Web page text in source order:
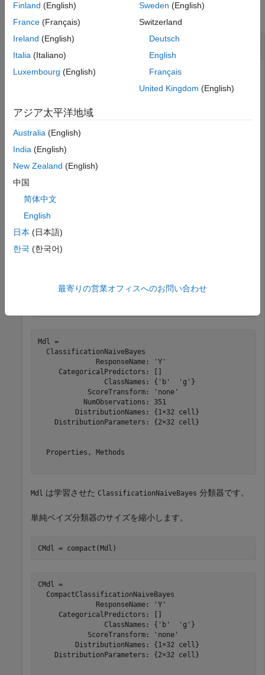
拡張機能
バージョン履歴
単純ベイズ分類器のサイズの縮小
学習データを削除することにより、完全な単純ベイズ分類器
タを保持しています。コンパクトな単純ベイズ分類器を使用
すると、メモリ効率を向上させることができます。
ionosphere
め、最初の 2 つの予測子を削除します。
load
予測子X
に学習させます。クラス名を指定することが推奨されます。
Mdl =
  ClassificationNaiveBayes
              ResponseName: 'Y'
     CategoricalPredictors: []
                ClassNames: {'b'  'g'}
            ScoreTransform: 'none'
           NumObservations: 351
         DistributionNames: {1×32 cell}
    DistributionParameters: {2×32 cell}
  Properties, Methods
Mdl は学習させた ClassificationNaiveBayes 分類器です。
単純ベイズ分類器のサイズを縮小します。
CMdl = compact(Mdl)
CMdl =
  CompactClassificationNaiveBayes
              ResponseName: 'Y'
     CategoricalPredictors: []
                ClassNames: {'b'  'g'}
            ScoreTransform: 'none'
         DistributionNames: {1×32 cell}
    DistributionParameters: {2×32 cell}
Finland (English)
France (Français)
Ireland (English)
Italia (Italiano)
Luxembourg (English)
Sweden (English)
Switzerland
Deutsch
English
Français
United Kingdom (English)
アジア太平洋地域
Australia (English)
India (English)
New Zealand (English)
中国
简体中文
English
日本 (日本語)
한국 (한국어)
最寄りの営業オフィスへのお問い合わせ